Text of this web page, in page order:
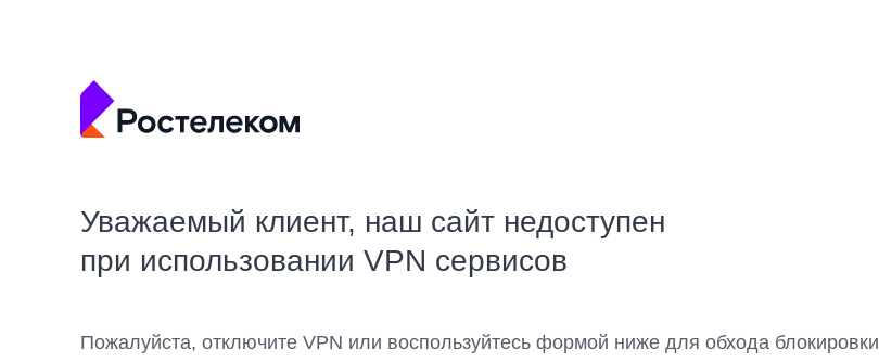
Уважаемый клиент, наш сайт недоступен
при использовании VPN сервисов
Пожалуйста, отключите VPN или воспользуйтесь формой ниже для обхода блокировки